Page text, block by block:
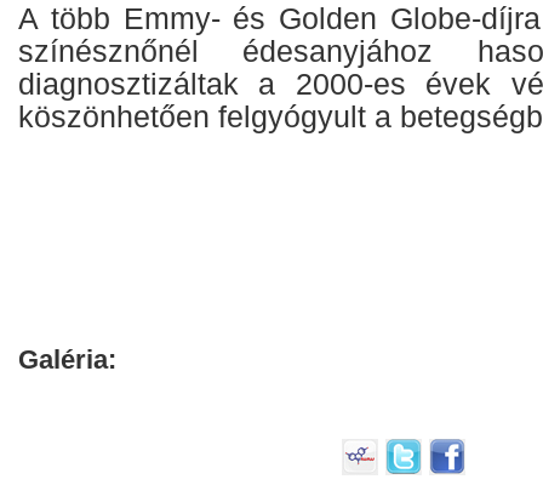
A több Emmy- és Golden Globe-
színésznőnél édesanyjához
diagnosztizáltak a 2000-es évek
köszönhetően felgyógyult a
Galéria: